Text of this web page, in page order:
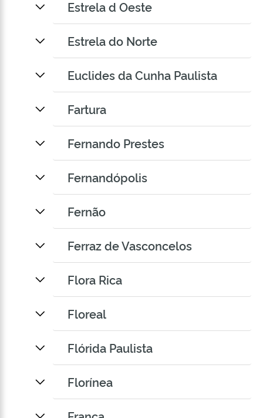
Estrela d Oeste
Estrela do Norte
Euclides da Cunha Paulista
Fartura
Fernando Prestes
Fernandópolis
Fernão
Ferraz de Vasconcelos
Flora Rica
Floreal
Flórida Paulista
Florínea